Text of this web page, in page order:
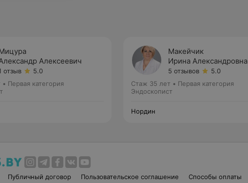
Алексеевич
отзыв
5.0
• Первая категория
Макейчик
Ирина Александровна
5 отзывов
5.0
Стаж 35 лет • Первая категория
Эндоскопист
Нордин
Публичный договор Пользовательское соглашение Способы оплаты